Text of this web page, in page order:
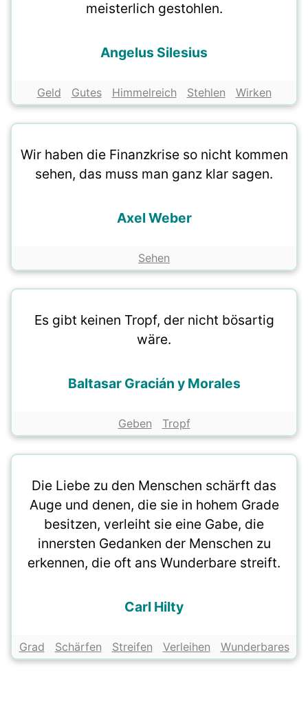
meisterlich gestohlen.
Angelus Silesius
Geld Gutes Himmelreich Stehlen Wirken
Wir haben die Finanzkrise so nicht kommen
sehen, das muss man ganz klar sagen.
Axel Weber
Sehen
Es gibt keinen Tropf, der nicht bösartig
wäre.
Baltasar Gracián y Morales
Geben Tropf
Die Liebe zu den Menschen schärft das
Auge und denen, die sie in hohem Grade
besitzen, verleiht sie eine Gabe, die
innersten Gedanken der Menschen zu
erkennen, die oft ans Wunderbare streift.
Carl Hilty
Grad Schärfen Streifen Verleihen Wunderbares